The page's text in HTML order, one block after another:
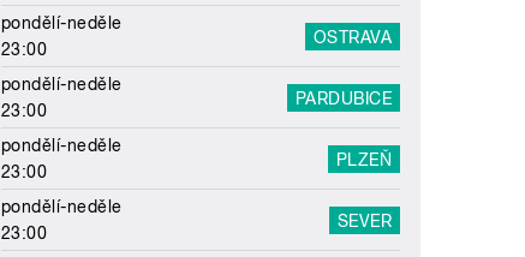
pondělí-neděle
23:00
OSTRAVA
pondělí-neděle
23:00
PARDUBICE
pondělí-neděle
23:00
PLZEŇ
pondělí-neděle
23:00
SEVER